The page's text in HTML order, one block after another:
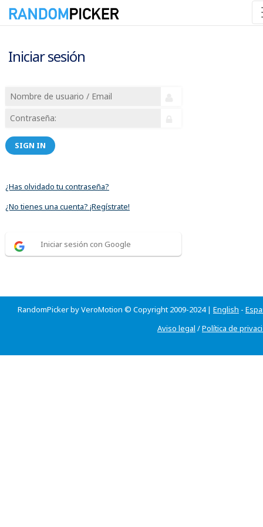
Iniciar sesión
SIGN IN
¿Has olvidado tu contraseña?
¿No tienes una cuenta? ¡Regístrate!
Iniciar sesión con Google
RandomPicker by VeroMotion © Copyright 2009-2024 | English -
Aviso legal /Política de